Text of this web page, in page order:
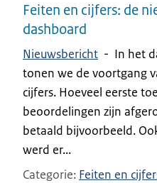
Feiten en cijfers: de
dashboard
Nieuwsbericht - In het
tonen we de voortgang
cijfers. Hoeveel eerste
beoordelingen zijn
betaald bijvoorbeeld.
werd er...
Categorie Feiten en